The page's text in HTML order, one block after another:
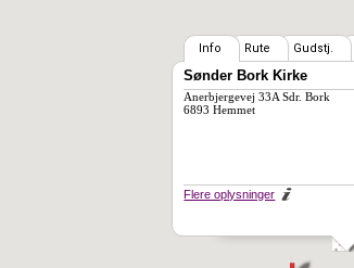
Info Rute Gudstj.
Sønder Bork Kirke
Anerbjergevej 33A Sdr. Bork
6893 Hemmet
Flere oplysninger